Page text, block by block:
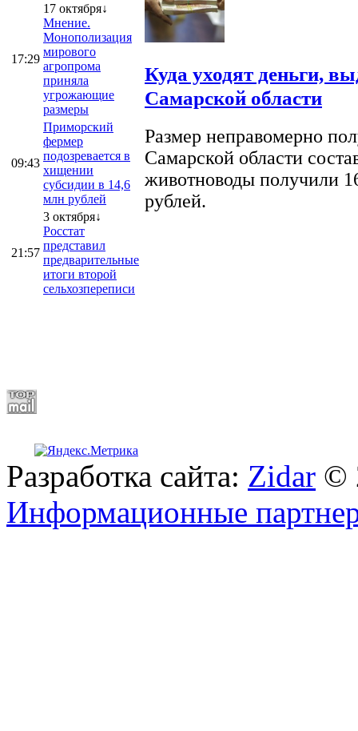
17:29
17 октября↓
Мнение.
Монополизация
мирового
агропрома
приняла
угрожающие
размеры
09:43
Приморский
фермер
подозревается в
хищении
субсидии в 14,6
млн рублей
21:57
3 октября↓
Росстат
представил
предварительные
итоги второй
сельхозпереписи
Куда уходят деньги,
Самарской области
Размер неправомерно
Самарской области
животноводы получили
рублей.
Разработка сайта: Zidar ©
Информационные